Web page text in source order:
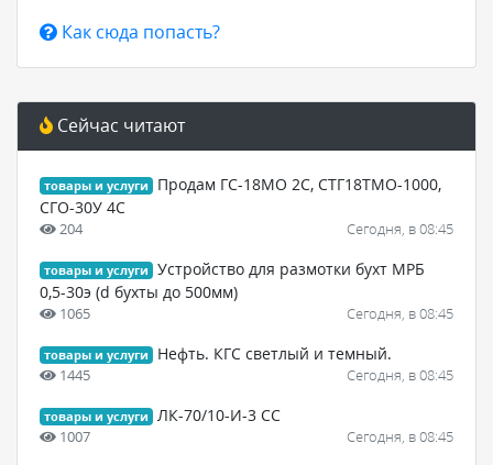
Как сюда попасть?
Сейчас читают
товары и услуги
Продам ГС-18МО 2С, СТГ18ТМО-1000,
СГО-30У 4С
204 Сегодня, в 08:45
товары и услуги
Устройство для размотки бухт МРБ
0,5-30э (d бухты до 500мм)
1065 Сегодня, в 08:45
товары и услуги Нефть. КГС светлый и темный.
1445 Сегодня, в 08:45
товары и услуги ЛК-70/10-И-3 СС
1007 Сегодня, в 08:45